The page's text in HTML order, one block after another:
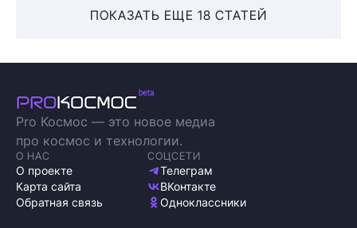
ПОКАЗАТЬ ЕЩЕ 18 СТАТЕЙ
Pro Космос — это новое медиа
про космос и технологии.
О НАС
О проекте
Карта сайта
Обратная связь
СОЦСЕТИ
Телеграм
ВКонтакте
Одноклассники